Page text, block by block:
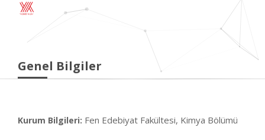
Genel Bilgiler
Kurum Bilgileri: Fen Edebiyat Fakültesi, Kimya Bölümü